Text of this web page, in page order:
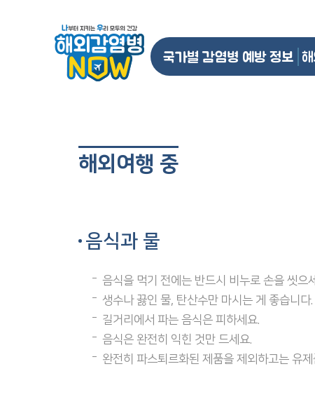
국가별 감염병 예방 정보
해외여행 중
음식과 물
음식을 먹기 전에는 반드시 비누로 손을 씻
생수나 끓인 물, 탄산수만 마시는 게 좋습니
길거리에서 파는 음식은 피하세요.
음식은 완전히 익힌 것만 드세요.
완전히 파스퇴르화된 제품을 제외하고는 유